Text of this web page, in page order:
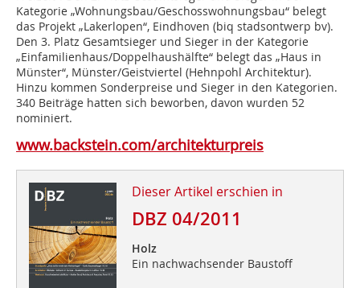
Kategorie „Wohnungsbau/Geschosswohnungsbau“ belegt
das Projekt „Lakerlopen“, Eindhoven (biq stadsontwerp bv).
Den 3. Platz Gesamtsieger und Sieger in der Kategorie
„Einfamilienhaus/Doppelhaushälfte“ belegt das „Haus in
Münster“, Münster/Geistviertel (Hehnpohl Architektur).
Hinzu kommen Sonderpreise und Sieger in den Kategorien.
340 Beiträge hatten sich beworben, davon wurden 52
nominiert.
www.backstein.com/architekturpreis
Dieser Artikel erschien in
DBZ 04/2011
Holz
Ein nachwachsender Baustoff